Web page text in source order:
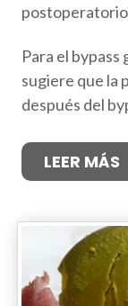
Para el
sugiere que la
después del
LEER MÁS